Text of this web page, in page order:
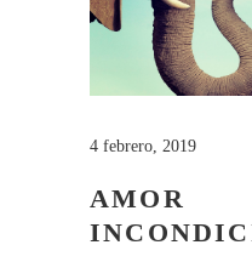
4 febrero, 2019
AMOR